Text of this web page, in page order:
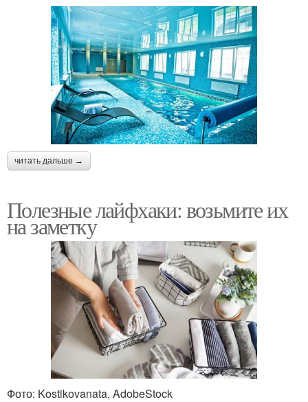
читать дальше →
Полезные лайфхаки: возьмите их
на заметку
Фото: Kostikovanata, AdobeStock